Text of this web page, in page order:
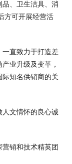
、卫生洁具、消
方可开展经营活
一直致力于打造差
业升级及变革，
际知名供销商的关
人文情怀的良心诚
销和技术精英团